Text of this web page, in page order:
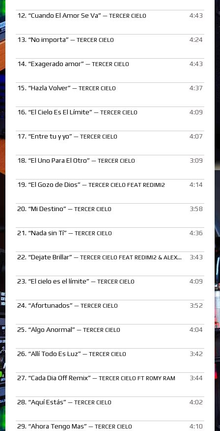
12. “Cuando El Amor Se Va” — TERCER CIELO 4:43
13. “No importa” — TERCER CIELO 4:24
14. “Exagerado amor” — TERCER CIELO 4:43
15. “Hazla Volver” — TERCER CIELO 4:37
16. “El Cielo Es El Límite” — TERCER CIELO 4:09
17. “Entre tu y yo” — TERCER CIELO 4:07
18. “El Uno Para El Otro” — TERCER CIELO 3:09
19. “El Gozo de Dios” — TERCER CIELO FEAT REDIMI2 4:14
20. “Mi Destino” — TERCER CIELO 3:58
21. “Nada sin Tí” — TERCER CIELO 4:36
22. “Dejate Brillar” — TERCER CIELO FEAT REDIMI2 & ALEX ZURDO 3:43
23. “El cielo es el límite” — TERCER CIELO 4:09
24. “Afortunados” — TERCER CIELO 3:52
25. “Algo Anormal” — TERCER CIELO 4:04
26. “Allí Todo Es Luz” — TERCER CIELO 3:42
27. “Cada Dia Off Remix” — TERCER CIELO FT ROMY RAM 3:44
28. “Aquí Estás” — TERCER CIELO 4:02
29. “Ahora Tengo Mas” — TERCER CIELO 4:10